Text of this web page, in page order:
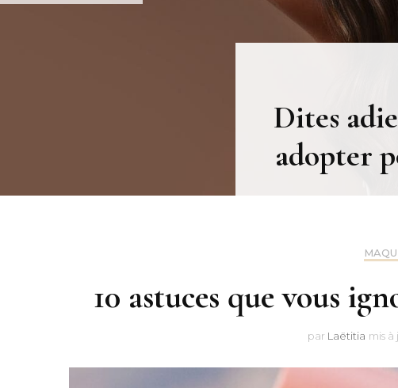
Dites
adopter
10 astuces que vous
par Laëtitia mis à